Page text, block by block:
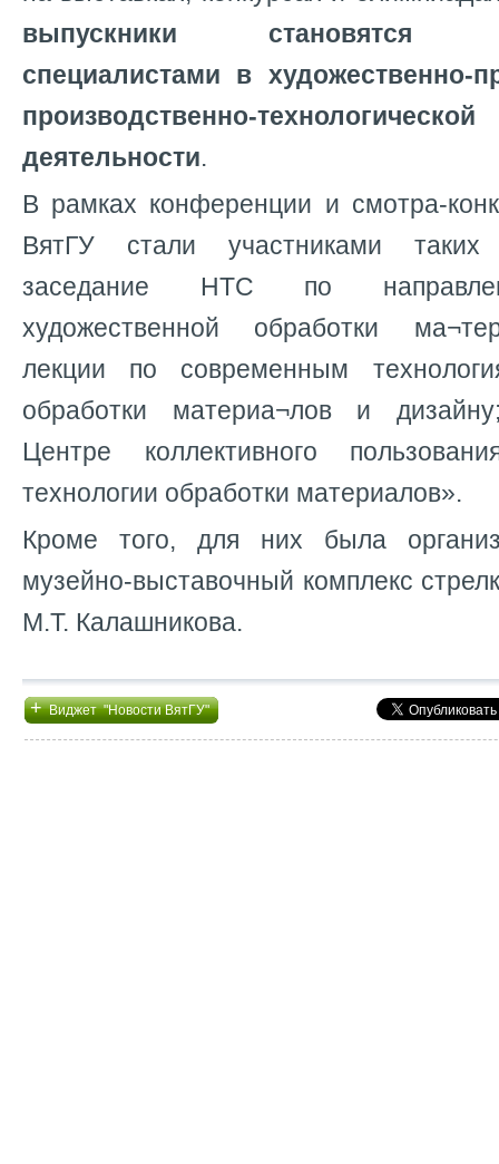
выпускники становятся
специалистами в художественно-
производственно-
деятельности.
В рамках конференции и смотра-
ВятГУ стали участниками таких
заседание НТС по
художественной обработки
лекции по современным
обработки материа¬лов и
Центре коллективного
технологии обработки материалов».
Кроме того, для них была
музейно-выставочный комплекс
М.Т. Калашникова.
+Виджет "Новости ВятГУ"